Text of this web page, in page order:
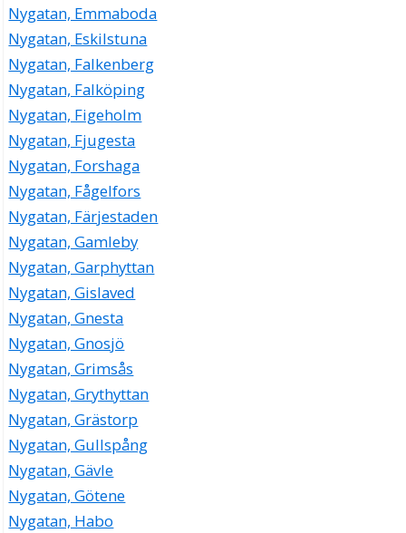
Nygatan, Emmaboda
Nygatan, Eskilstuna
Nygatan, Falkenberg
Nygatan, Falköping
Nygatan, Figeholm
Nygatan, Fjugesta
Nygatan, Forshaga
Nygatan, Fågelfors
Nygatan, Färjestaden
Nygatan, Gamleby
Nygatan, Garphyttan
Nygatan, Gislaved
Nygatan, Gnesta
Nygatan, Gnosjö
Nygatan, Grimsås
Nygatan, Grythyttan
Nygatan, Grästorp
Nygatan, Gullspång
Nygatan, Gävle
Nygatan, Götene
Nygatan, Habo